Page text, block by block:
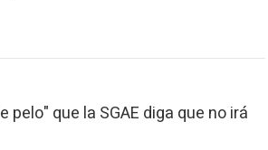
pelo" que la SGAE diga que no irá